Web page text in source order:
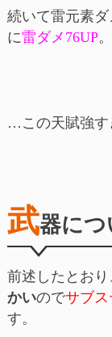
続いて雷元素ダ
に雷ダメ76UP。
…この天賦強す
武器につ
前述したとおり
かいのでサブ
す。